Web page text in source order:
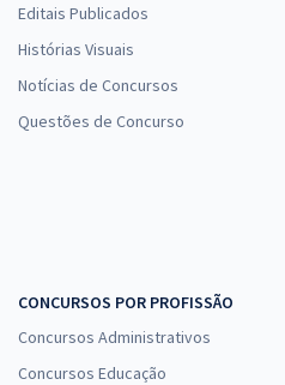
Editais Publicados
Histórias Visuais
Notícias de Concursos
Questões de Concurso
CONCURSOS POR PROFISSÃO
Concursos Administrativos
Concursos Educação